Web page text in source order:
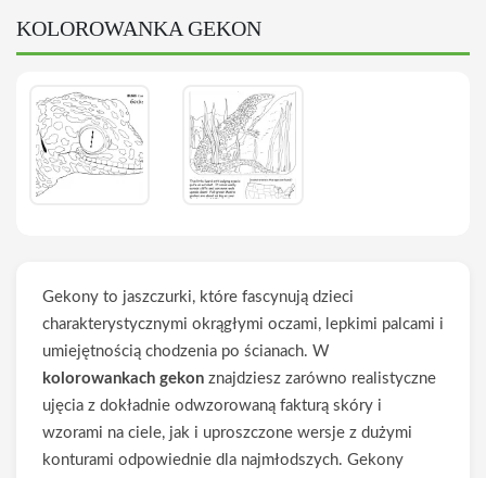
KOLOROWANKA GEKON
Gekony to jaszczurki, które fascynują dzieci
charakterystycznymi okrągłymi oczami, lepkimi palcami i
umiejętnością chodzenia po ścianach. W
kolorowankach gekon znajdziesz zarówno realistyczne
ujęcia z dokładnie odwzorowaną fakturą skóry i
wzorami na ciele, jak i uproszczone wersje z dużymi
konturami odpowiednie dla najmłodszych. Gekony